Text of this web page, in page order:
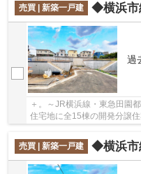
売買 | 新築一戸建
◆横浜市
過
＋。～JR横浜線・東急田園都市
住宅地に全15棟の開発分譲
売買 | 新築一戸建
◆横浜市